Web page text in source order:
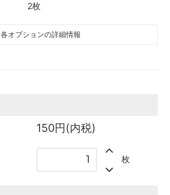
2枚
各オプションの詳細情報
英語
150円(内税)
150円(内税)
枚